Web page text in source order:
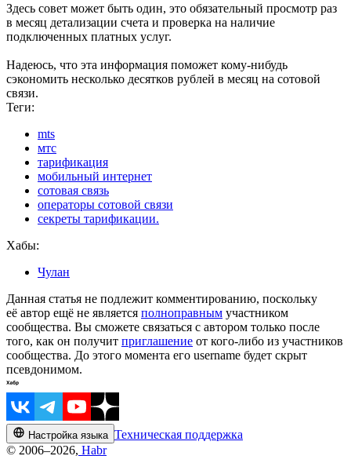
Здесь совет может быть один, это обязательный просмотр раз
в месяц детализации счета и проверка на наличие
подключенных платных услуг.
Надеюсь, что эта информация поможет кому-нибудь
сэкономить несколько десятков рублей в месяц на сотовой
связи.
Теги:
mts
мтс
тарификация
мобильный интернет
сотовая связь
операторы сотовой связи
секреты тарификации.
Хабы:
Чулан
Данная статья не подлежит комментированию, поскольку
её автор ещё не является полноправным участником
сообщества. Вы сможете связаться с автором только после
того, как он получит приглашение от кого-либо из участников
сообщества. До этого момента его username будет скрыт
псевдонимом.
Настройка языка Техническая поддержка
© 2006–2026, Habr